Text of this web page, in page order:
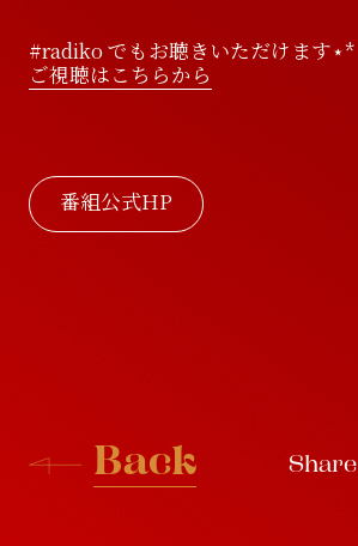
#radiko でもお聴きいただけます⋆*
ご視聴はこちらから
番組公式HP
Back
Share